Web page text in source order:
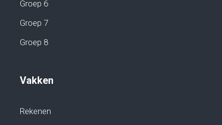
Groep 6
Groep 7
Groep 8
Vakken
Rekenen